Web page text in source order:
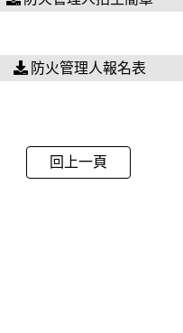
防火管理人報名表
回上一頁